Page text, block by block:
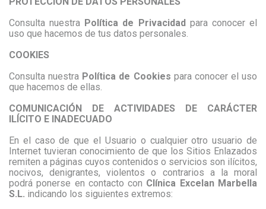
Consulta nuestra Política de Privacidadpara conocer el
uso que hacemos de tus datos personales.
COOKIES
Consulta nuestra Política de Cookies para conocer el uso
que hacemos de ellas.
COMUNICACIÓN DE ACTIVIDADES DE CARÁCTER
ILÍCITO E INADECUADO
En el caso de que el Usuario o cualquier otro usuario de
Internet tuvieran conocimiento de que los Sitios Enlazados
remiten a páginas cuyos contenidos o servicios son ilícitos,
nocivos, denigrantes, violentos o contrarios a la moral
podrá ponerse en contacto con Clínica Excelan Marbella
S.L. indicando los siguientes extremos: